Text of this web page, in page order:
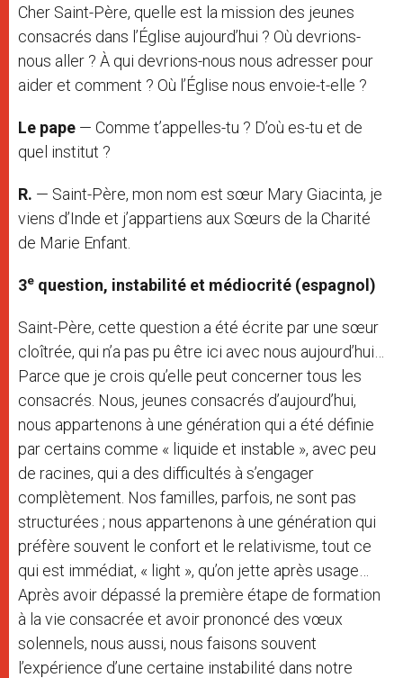
Cher Saint-Père, quelle est la mission des jeunes
consacrés dans l’Église aujourd’hui ? Où devrions-
nous aller ? À qui devrions-nous nous adresser pour
aider et comment ? Où l’Église nous envoie-t-elle ?
Le pape — Comme t’appelles-tu ? D’où es-tu et de
quel institut ?
R. — Saint-Père, mon nom est sœur Mary Giacinta, je
viens d’Inde et j’appartiens aux Sœurs de la Charité
de Marie Enfant.
3e question, instabilité et médiocrité (espagnol)
Saint-Père, cette question a été écrite par une sœur
cloîtrée, qui n’a pas pu être ici avec nous aujourd’hui…
Parce que je crois qu’elle peut concerner tous les
consacrés. Nous, jeunes consacrés d’aujourd’hui,
nous appartenons à une génération qui a été définie
par certains comme « liquide et instable », avec peu
de racines, qui a des difficultés à s’engager
complètement. Nos familles, parfois, ne sont pas
structurées ; nous appartenons à une génération qui
préfère souvent le confort et le relativisme, tout ce
qui est immédiat, « light », qu’on jette après usage…
Après avoir dépassé la première étape de formation
à la vie consacrée et avoir prononcé des vœux
solennels, nous aussi, nous faisons souvent
l’expérience d’une certaine instabilité dans notre